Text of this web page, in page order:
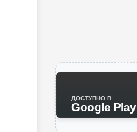
ДОСТУПНО В
Google Play